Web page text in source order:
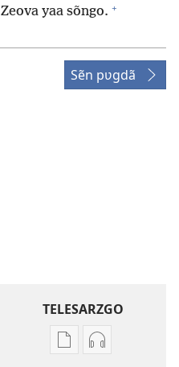
yaa sõngo. +
Sẽn pʋgdã
TELESARZGO
OptionsOptions